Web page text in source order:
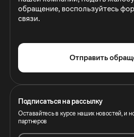
обращение, воспользуйтесь
связи.
Отправить
Подписаться на рассылку
Оставайтесь в курсе наших новостей, и
партнеров